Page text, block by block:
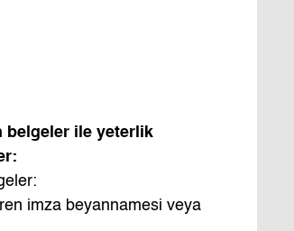
belgeler ile yeterlik
imza beyannamesi veya